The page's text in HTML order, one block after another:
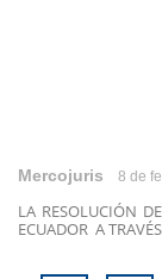
Mercojuris 8 de
LA RESOLUCIÓN
ECUADOR A